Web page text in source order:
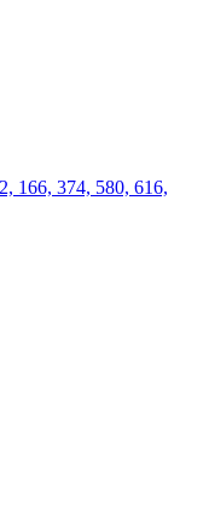
166, 374, 580, 616,